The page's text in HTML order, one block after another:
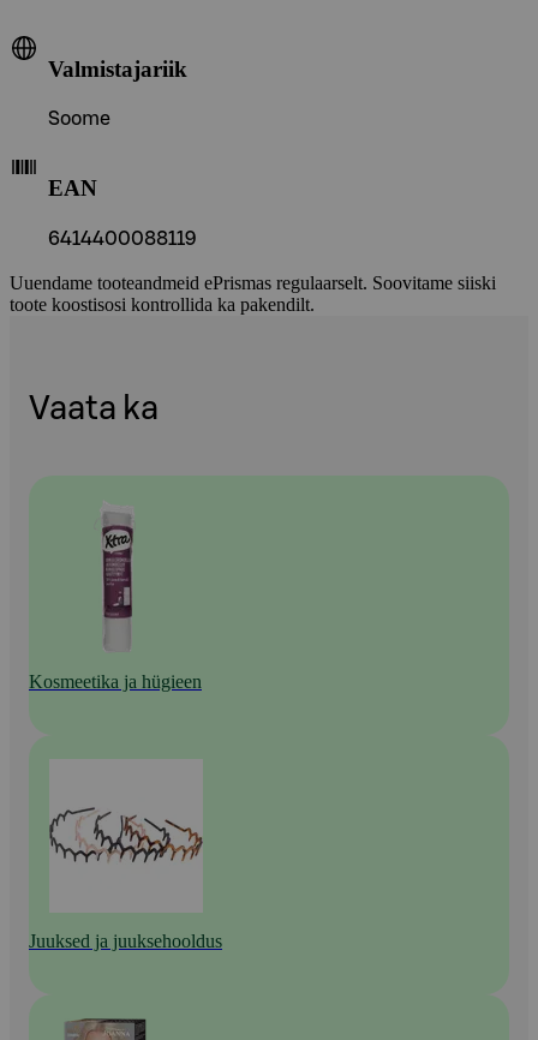
Valmistajariik
Soome
EAN
6414400088119
Uuendame tooteandmeid ePrismas regulaarselt. Soovitame siiski
toote koostisosi kontrollida ka pakendilt.
Vaata ka
Kosmeetika ja hügieen
Juuksed ja juuksehooldus